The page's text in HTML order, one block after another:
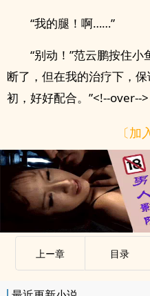
“我的腿！啊……”
“别动！”范云鹏按住
断了，但在我的治疗下，
初，好好配合。”<!--over-->
〔加
上ー章 目录